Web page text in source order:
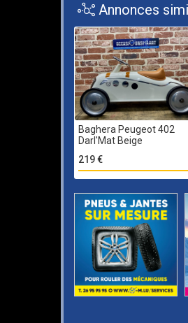
Annonces
Baghera Peugeot 402
Darl'Mat Beige
219 €